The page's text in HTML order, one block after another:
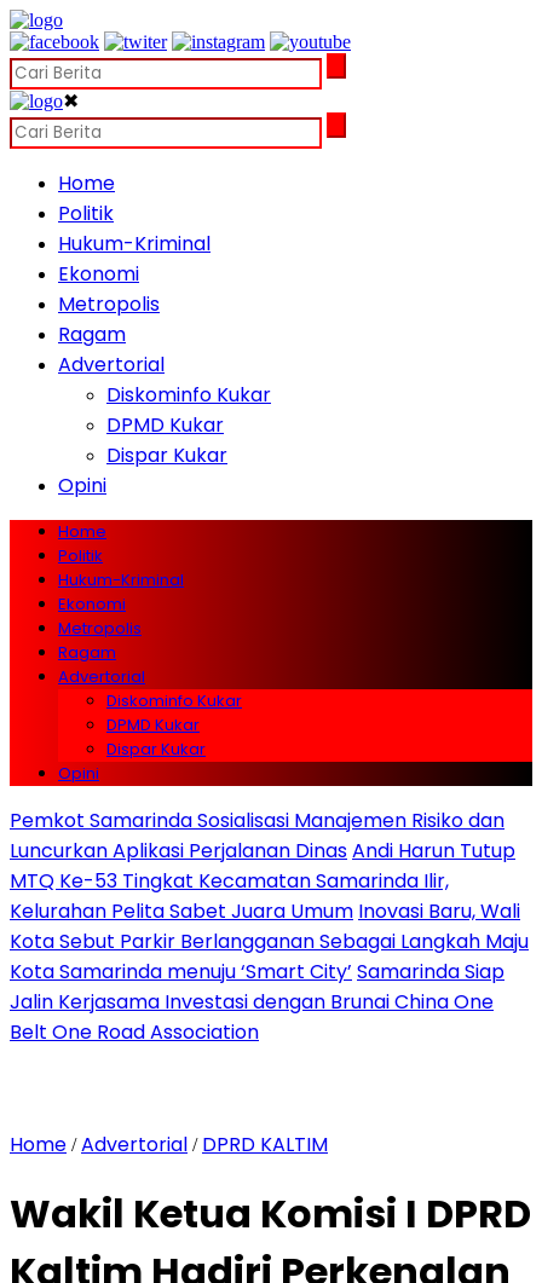
✖
Home
Politik
Hukum-Kriminal
Ekonomi
Metropolis
Ragam
Advertorial
Diskominfo Kukar
DPMD Kukar
Dispar Kukar
Opini
Home
Politik
Hukum-Kriminal
Ekonomi
Metropolis
Ragam
Advertorial
Diskominfo Kukar
DPMD Kukar
Dispar Kukar
Opini
Pemkot Samarinda Sosialisasi Manajemen Risiko dan
Luncurkan Aplikasi Perjalanan DinasAndi Harun Tutup
MTQ Ke-53 Tingkat Kecamatan Samarinda Ilir,
Kelurahan Pelita Sabet Juara Umum Inovasi Baru, Wali
Kota Sebut Parkir Berlangganan Sebagai Langkah Maju
Kota Samarinda menuju ‘Smart City’ Samarinda Siap
Jalin Kerjasama Investasi dengan Brunai China One
Belt One Road Association
Home /Advertorial / DPRD KALTIM
Wakil Ketua Komisi I DPRD
Kaltim Hadiri Perkenalan